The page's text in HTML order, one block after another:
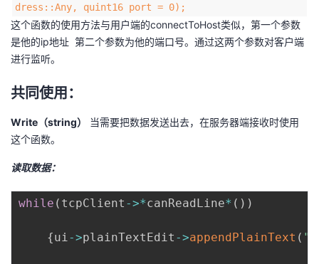
注
开
发
者
学
我
Programs
我
的
支
持
的
我
dress::Any, quint16 port = 0);
这个函数的使用方法与用户端的connectToHost类似，第一个参数
是他的ip地址 第二个参数为他的端口号。通过这两个参数对客户端
进行监听。
共同使用：
Write（string）
当需要把数据发送出去，在服务器端接收时使用
这个函数。
读取数据：
while ( tcpClient ->*canReadLine* ( ) )
{ui->plainTextEdit ->appendPlainText (